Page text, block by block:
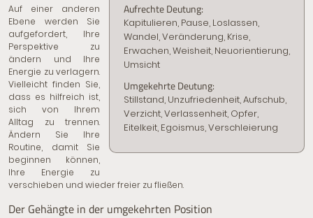
Aufrechte Deutung:
Kapitulieren, Pause, Loslassen,
Wandel, Veränderung, Krise,
Erwachen, Weisheit, Neuorientierung,
Umsicht
Umgekehrte Deutung:
Stillstand, Unzufriedenheit, Aufschub,
Verzicht, Verlassenheit, Opfer,
Eitelkeit, Egoismus, Verschleierung
Auf einer anderen
Ebene werden Sie
aufgefordert, Ihre
Perspektive zu
ändern und Ihre
Energie zu verlagern.
Vielleicht finden Sie,
dass es hilfreich ist,
sich von Ihrem
Alltag zu trennen.
Ändern Sie Ihre
Routine, damit Sie
beginnen können,
Ihre Energie zu
verschieben und wieder freier zu fließen.
Der Gehängte in der umgekehrten Position